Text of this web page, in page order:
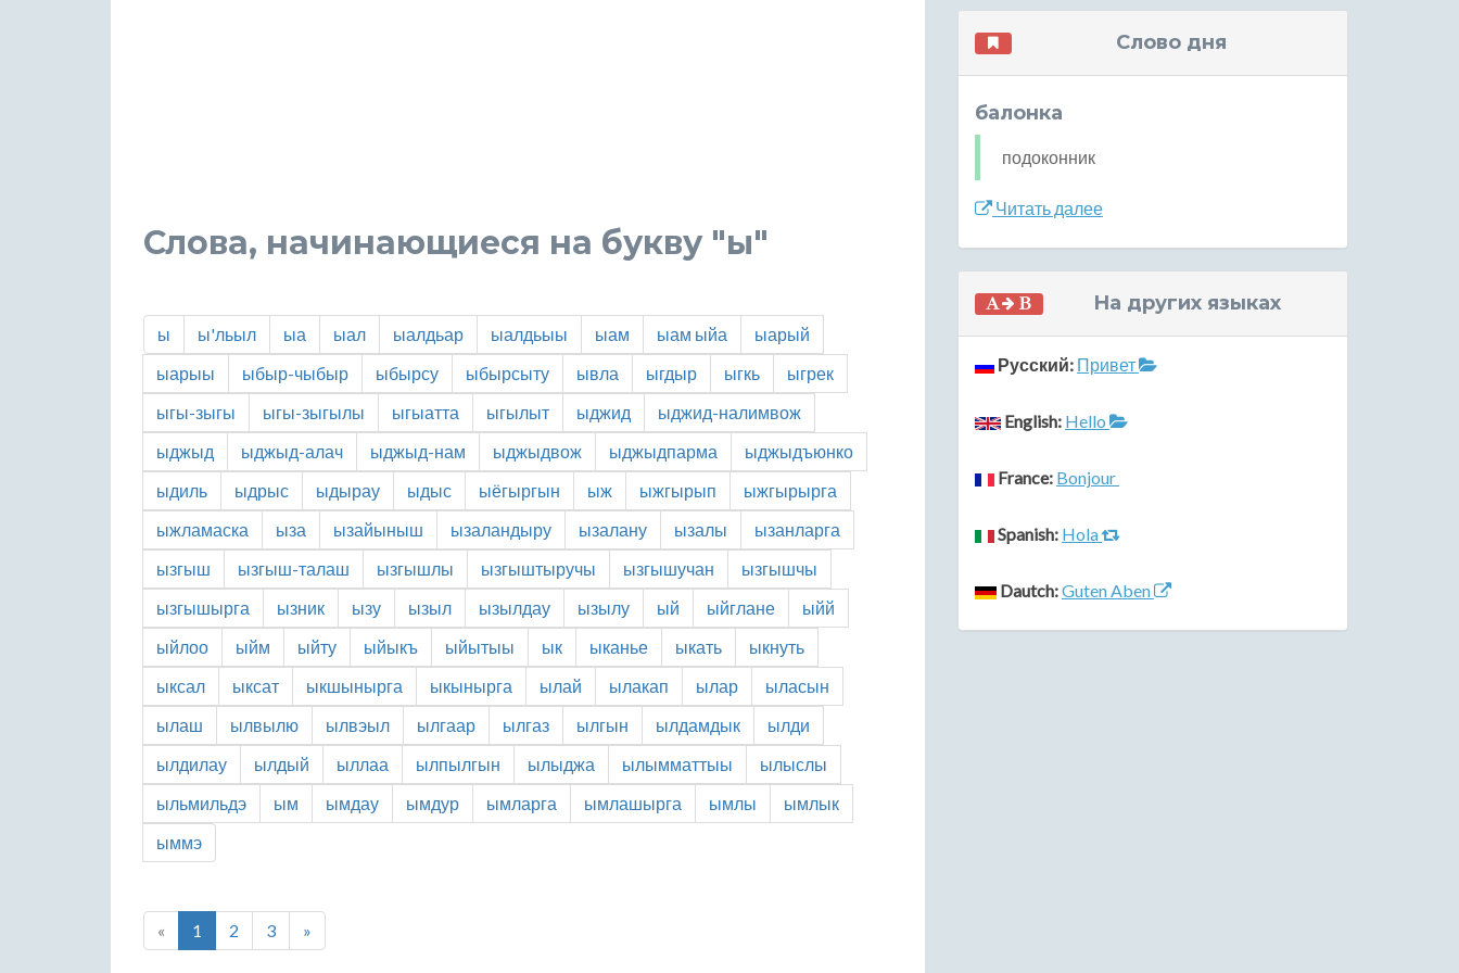
Слова, начинающиеся на букву "ы"
ы ы'льыл ыа ыал ыалдьар ыалдьыы ыам ыам ыйа
ыарый
ыарыы
ыбыр-чыбыр ыбырсу ыбырсыту ывла ыгдыр ыгкь
ыгрек
ыгы-зыгы
ыгы-зыгылы ыгыатта ыгылыт ыджид
ыджид-налимвож
ыджыд
ыджыд-алач ыджыд-нам ыджыдвож ыджыдпарма
ыджыдъюнко
ыдиль
ыдрыс ыдырау ыдыс ыёгыргын ыж ыжгырып
ыжгырырга
ыжламаска
ыза ызайыныш ызаландыру ызалану ызалы
ызанларга
ызгыш
ызгыш-талаш ызгышлы ызгыштыручы ызгышучан
ызгышчы
ызгышырга
ызник ызу ызыл ызылдау ызылу ый ыйглане
ыйй
ыйлоо
ыйм ыйту ыйыкъ ыйытыы ык ыканье ыкать
ыкнуть
ыксал
ыксат ыкшынырга ыкынырга ылай ылакап ылар
ыласын
ылаш
ылвылю ылвэыл ылгаар ылгаз ылгын ылдамдык
ылди
ылдилау
ылдый ыллаа ылпылгын ылыджа ылымматтыы
ылыслы
ыльмильдэ
ым ымдау ымдур ымларга ымлашырга ымлы
ымлык
ыммэ
« 1 2 3 »
Слово дня
балонка
подоконник
Читать далее
На других языках
Русский: Привет
English: Hello
France: Bonjour
Spanish: Hola
Dautch:Guten Aben